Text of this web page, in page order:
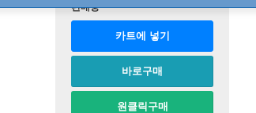
판매중
카트에 넣기
바로구매
원클릭구매